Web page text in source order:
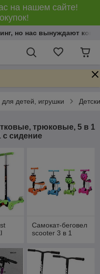
на нашем сайте!
но нас вынуждают
детей, игрушки
трюковые, 5 в 1
с сидение
Самокат-беговел
scooter 3 в 1